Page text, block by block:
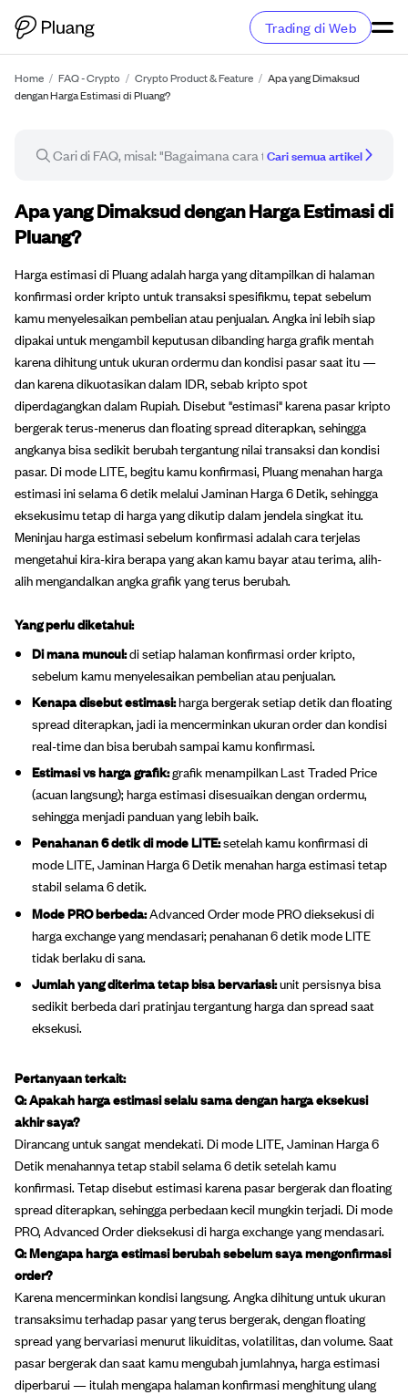
Trading di Web
Home / FAQ - Crypto / Crypto Product & Feature / Apa yang Dimaksud
dengan Harga Estimasi di Pluang?
Cari semua artikel
Artikel FAQ
Apa yang Dimaksud dengan Harga Estimasi di
Pluang?
Harga estimasi di Pluang adalah harga yang ditampilkan di halaman
konfirmasi order kripto untuk transaksi spesifikmu, tepat sebelum
kamu menyelesaikan pembelian atau penjualan. Angka ini lebih siap
dipakai untuk mengambil keputusan dibanding harga grafik mentah
karena dihitung untuk ukuran ordermu dan kondisi pasar saat itu —
dan karena dikuotasikan dalam IDR, sebab kripto spot
diperdagangkan dalam Rupiah. Disebut "estimasi" karena pasar kripto
bergerak terus-menerus dan floating spread diterapkan, sehingga
angkanya bisa sedikit berubah tergantung nilai transaksi dan kondisi
pasar. Di mode LITE, begitu kamu konfirmasi, Pluang menahan harga
estimasi ini selama 6 detik melalui Jaminan Harga 6 Detik, sehingga
eksekusimu tetap di harga yang dikutip dalam jendela singkat itu.
Meninjau harga estimasi sebelum konfirmasi adalah cara terjelas
mengetahui kira-kira berapa yang akan kamu bayar atau terima, alih-
alih mengandalkan angka grafik yang terus berubah.
Yang perlu diketahui:
Di mana muncul:di setiap halaman konfirmasi order kripto,
sebelum kamu menyelesaikan pembelian atau penjualan.
Kenapa disebut estimasi:harga bergerak setiap detik dan floating
spread diterapkan, jadi ia mencerminkan ukuran order dan kondisi
real-time dan bisa berubah sampai kamu konfirmasi.
Estimasi vs harga grafik:grafik menampilkan Last Traded Price
(acuan langsung); harga estimasi disesuaikan dengan ordermu,
sehingga menjadi panduan yang lebih baik.
Penahanan 6 detik di mode LITE:setelah kamu konfirmasi di
mode LITE, Jaminan Harga 6 Detik menahan harga estimasi tetap
stabil selama 6 detik.
Mode PRO berbeda:Advanced Order mode PRO dieksekusi di
harga exchange yang mendasari; penahanan 6 detik mode LITE
tidak berlaku di sana.
Jumlah yang diterima tetap bisa bervariasi:unit persisnya bisa
sedikit berbeda dari pratinjau tergantung harga dan spread saat
eksekusi.
Pertanyaan terkait:
Q: Apakah harga estimasi selalu sama dengan harga eksekusi
akhir saya?
Dirancang untuk sangat mendekati. Di mode LITE, Jaminan Harga 6
Detik menahannya tetap stabil selama 6 detik setelah kamu
konfirmasi. Tetap disebut estimasi karena pasar bergerak dan floating
spread diterapkan, sehingga perbedaan kecil mungkin terjadi. Di mode
PRO, Advanced Order dieksekusi di harga exchange yang mendasari.
Q: Mengapa harga estimasi berubah sebelum saya mengonfirmasi
order?
Karena mencerminkan kondisi langsung. Angka dihitung untuk ukuran
transaksimu terhadap pasar yang terus bergerak, dengan floating
spread yang bervariasi menurut likuiditas, volatilitas, dan volume. Saat
pasar bergerak dan saat kamu mengubah jumlahnya, harga estimasi
diperbarui — itulah mengapa halaman konfirmasi menghitung ulang